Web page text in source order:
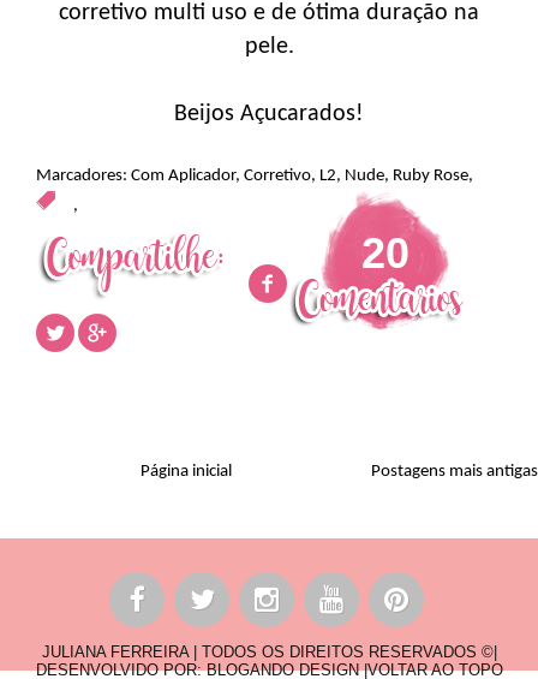
corretivo multi uso e de ótima duração na
pele.
Beijos Açucarados!
Marcadores: Com Aplicador, Corretivo, L2, Nude, Ruby Rose,
,
20
Postagens mais antigas
Página inicial
JULIANA FERREIRA | TODOS OS DIREITOS RESERVADOS ©|
DESENVOLVIDO POR:BLOGANDO DESIGN|VOLTAR AO TOPO